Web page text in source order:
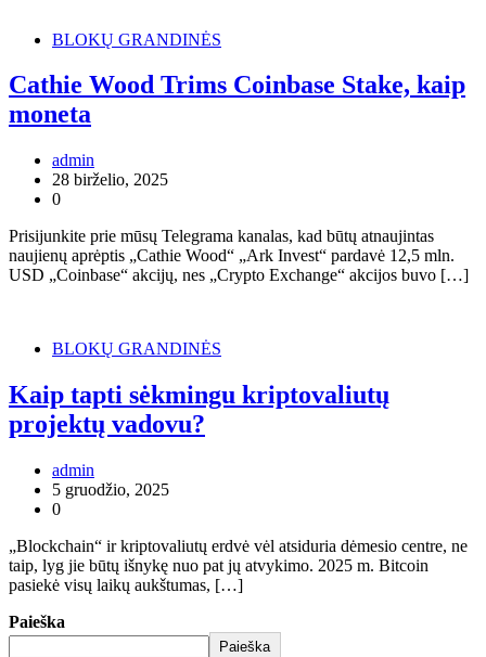
BLOKŲ GRANDINĖS
Cathie Wood Trims Coinbase Stake, kaip
moneta
admin
28 birželio, 2025
0
Prisijunkite prie mūsų Telegrama kanalas, kad būtų atnaujintas
naujienų aprėptis „Cathie Wood“ „Ark Invest“ pardavė 12,5 mln.
USD „Coinbase“ akcijų, nes „Crypto Exchange“ akcijos buvo […]
BLOKŲ GRANDINĖS
Kaip tapti sėkmingu kriptovaliutų
projektų vadovu?
admin
5 gruodžio, 2025
0
„Blockchain“ ir kriptovaliutų erdvė vėl atsiduria dėmesio centre, ne
taip, lyg jie būtų išnykę nuo pat jų atvykimo. 2025 m. Bitcoin
pasiekė visų laikų aukštumas, […]
Paieška
Paieška